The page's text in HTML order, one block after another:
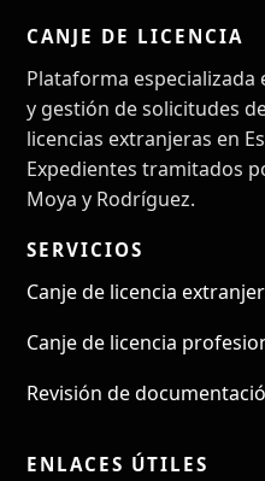
CANJE DE LICENCIA
Plataforma especializada
y gestión de solicitudes
licencias extranjeras en
Expedientes tramitados
Moya y Rodríguez.
SERVICIOS
Canje de licencia
Canje de licencia
Revisión de
ENLACES ÚTILES